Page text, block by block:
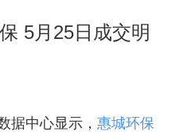
5月25日成交明
据中心显示， 惠城环保